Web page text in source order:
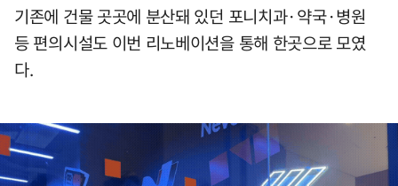
기존에 건물 곳곳에 분산돼 있던 포니치과·약국·병원
등 편의시설도 이번 리노베이션을 통해 한곳으로 모였
다.